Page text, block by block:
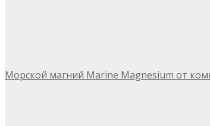
Морской магний Marine Magnesium от